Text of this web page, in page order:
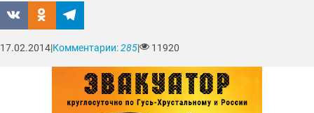
17.02.2014|Комментарии:285| 11920